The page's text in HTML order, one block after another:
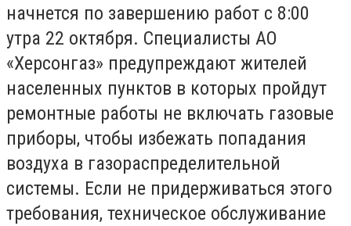
начнется по завершению работ с 8:00
утра 22 октября. Специалисты АО
«Херсонгаз» предупреждают жителей
населенных пунктов в которых пройдут
ремонтные работы не включать газовые
приборы, чтобы избежать попадания
воздуха в газораспределительной
системы. Если не придерживаться этого
требования, техническое обслуживание